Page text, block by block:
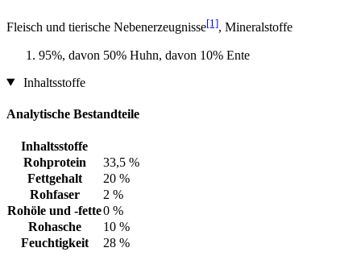
Fleisch und tierische Nebenerzeugnisse[1], Mineralstoffe
95%, davon 50% Huhn, davon 10% Ente
Inhaltsstoffe
Analytische Bestandteile
Inhaltsstoffe
Rohprotein
33,5 %
Fettgehalt
20 %
Rohfaser
2 %
Rohöle und -fette0 %
Rohasche
10 %
Feuchtigkeit
28 %